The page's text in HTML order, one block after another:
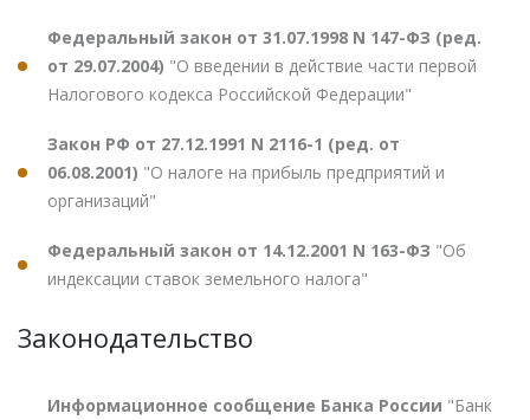
Федеральный закон от 31.07.1998 N 147-ФЗ (ред.
от 29.07.2004) "О введении в действие части первой
Налогового кодекса Российской Федерации"
Закон РФ от 27.12.1991 N 2116-1 (ред. от
06.08.2001) "О налоге на прибыль предприятий и
организаций"
Федеральный закон от 14.12.2001 N 163-ФЗ "Об
индексации ставок земельного налога"
Законодательство
Информационное сообщение Банка России "Банк